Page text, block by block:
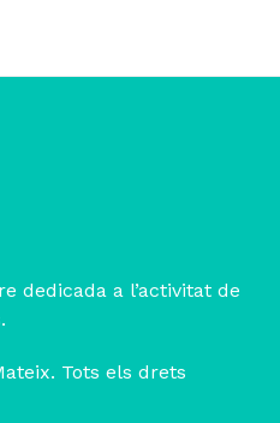
dedicada a l’activitat de
Tots els drets